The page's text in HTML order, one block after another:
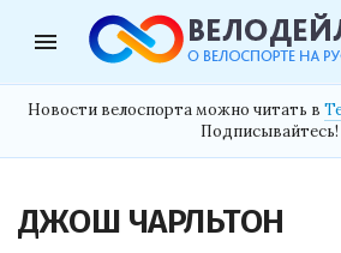
menu
Новости велоспорта можно читать в
Подписывайтесь!
ДЖОШ ЧАРЛЬТОН